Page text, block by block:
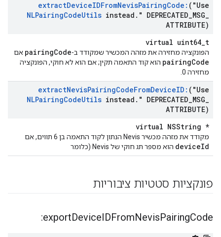
extractDeviceIDFromNevisPairingCode: ("Use
NLPairingCodeUtils instead . " DEPRECATED MSG
ATTRIBUTE)
virtual uint64_t
הפונקציה מחזירה את מזהה המכשיר שמקודד ב-pairingCode אם
pairingCode הוא קוד התאמה תקין; אם הוא לא חוקי, הפונקציה
מחזירה 0.
extractNevisPairingCodeFromDeviceID: ("Use
NLPairingCodeUtils instead . " DEPRECATED MSG
ATTRIBUTE)
virtual NSString *
מקודד את מזהה מכשיר Nevis הנתון לקוד התאמה בן 6 תווים, אם
deviceId הוא מספר תג חוקי של Nevis (כלומר
פונקציות סטטיות ציבוריות
exportDeviceIDFromNevisPairingCode: